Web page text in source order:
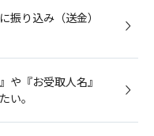
振り込み（送金）
や『お受取人名』
い。